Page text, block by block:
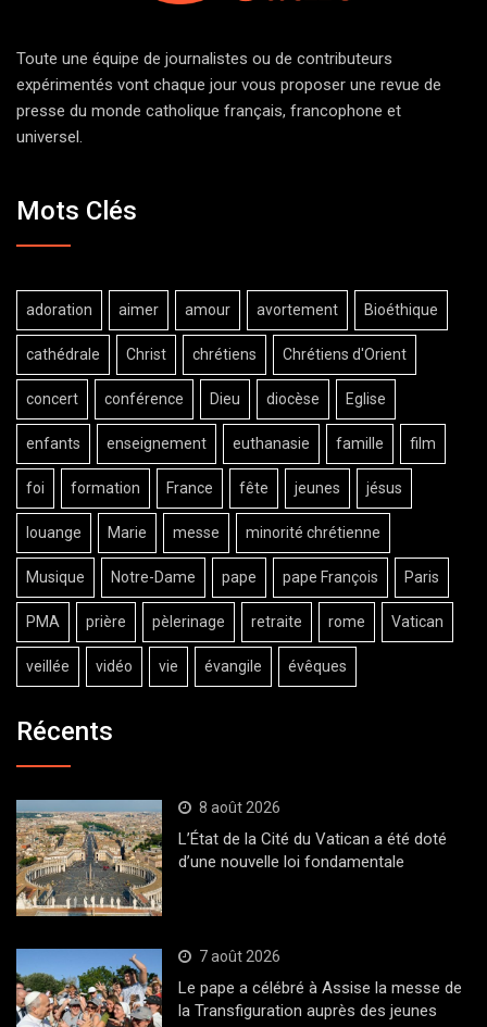
Toute une équipe de journalistes ou de contributeurs
expérimentés vont chaque jour vous proposer une revue de
presse du monde catholique français, francophone et
universel.
Mots Clés
adoration aimer amour avortement Bioéthique
cathédrale Christ chrétiens Chrétiens d'Orient
concert conférence Dieu diocèse Eglise
enfants enseignement euthanasie famille film
foi formation France fête jeunes jésus
louange Marie messe minorité chrétienne
Musique Notre-Dame pape pape François Paris
PMA prière pèlerinage retraite rome Vatican
veillée vidéo vie évangile évêques
Récents
8 août 2026
L’État de la Cité du Vatican a été doté
d’une nouvelle loi fondamentale
7 août 2026
Le pape a célébré à Assise la messe de
la Transfiguration auprès des jeunes